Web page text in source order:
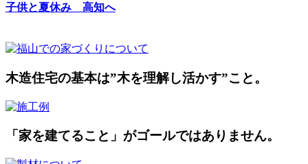
子供と夏休み 高知へ
木造住宅の基本は”木を理解し活かす”こと。
「家を建てること」がゴールではありません。